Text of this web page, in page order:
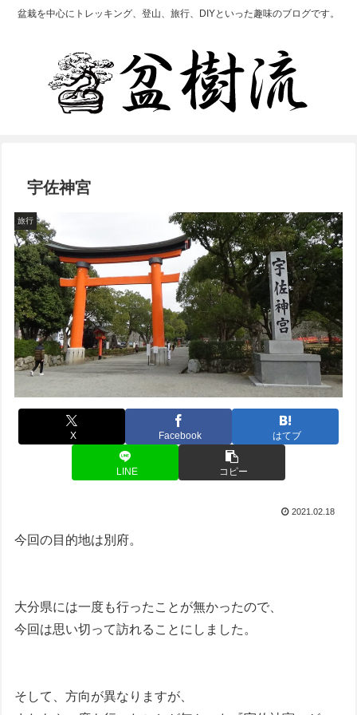
盆栽を中心にトレッキング、登山、旅行、DIYといった趣味のブログです。
宇佐神宮
旅行
X Facebook はてブ
LINE コピー
2021.02.18
今回の目的地は別府。
大分県には一度も行ったことが無かったので、
今回は思い切って訪れることにしました。
そして、方向が異なりますが、